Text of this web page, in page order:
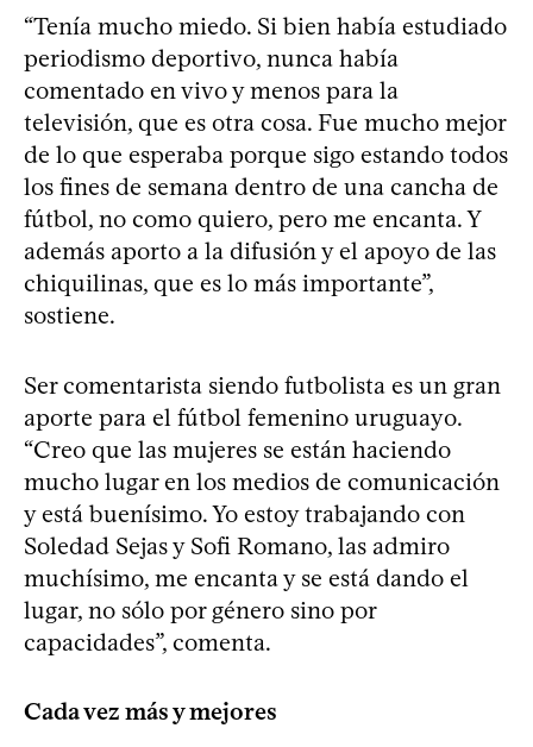
“Tenía mucho miedo. Si bien había estudiado
periodismo deportivo, nunca había
comentado en vivo y menos para la
televisión, que es otra cosa. Fue mucho mejor
de lo que esperaba porque sigo estando todos
los fines de semana dentro de una cancha de
fútbol, no como quiero, pero me encanta. Y
además aporto a la difusión y el apoyo de las
chiquilinas, que es lo más importante”,
sostiene.
Ser comentarista siendo futbolista es un gran
aporte para el fútbol femenino uruguayo.
“Creo que las mujeres se están haciendo
mucho lugar en los medios de comunicación
y está buenísimo. Yo estoy trabajando con
Soledad Sejas y Sofi Romano, las admiro
muchísimo, me encanta y se está dando el
lugar, no sólo por género sino por
capacidades”, comenta.
Cada vez más y mejores